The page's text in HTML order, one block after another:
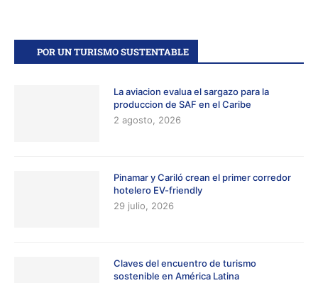
POR UN TURISMO SUSTENTABLE
La aviacion evalua el sargazo para la
produccion de SAF en el Caribe
2 agosto, 2026
Pinamar y Cariló crean el primer corredor
hotelero EV-friendly
29 julio, 2026
Claves del encuentro de turismo
sostenible en América Latina